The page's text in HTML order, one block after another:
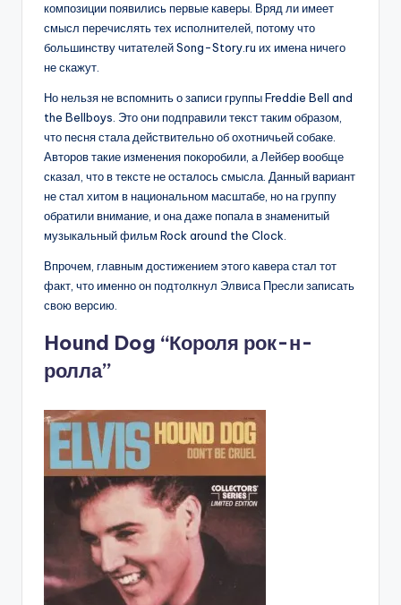
композиции появились первые каверы. Вряд ли имеет
смысл перечислять тех исполнителей, потому что
большинству читателей Song-Story.ru их имена ничего
не скажут.
Но нельзя не вспомнить о записи группы Freddie Bell and
the Bellboys. Это они подправили текст таким образом,
что песня стала действительно об охотничьей собаке.
Авторов такие изменения покоробили, а Лейбер вообще
сказал, что в тексте не осталось смысла. Данный вариант
не стал хитом в национальном масштабе, но на группу
обратили внимание, и она даже попала в знаменитый
музыкальный фильм Rock around the Clock.
Впрочем, главным достижением этого кавера стал тот
факт, что именно он подтолкнул Элвиса Пресли записать
свою версию.
Hound Dog “Короля рок-н-
ролла”